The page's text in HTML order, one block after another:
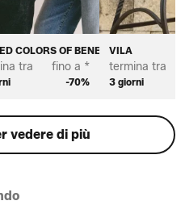
COLORS OF BENETTON
tra fino a *
-70%
VILA
termina tra
3 giorni
vedere di più